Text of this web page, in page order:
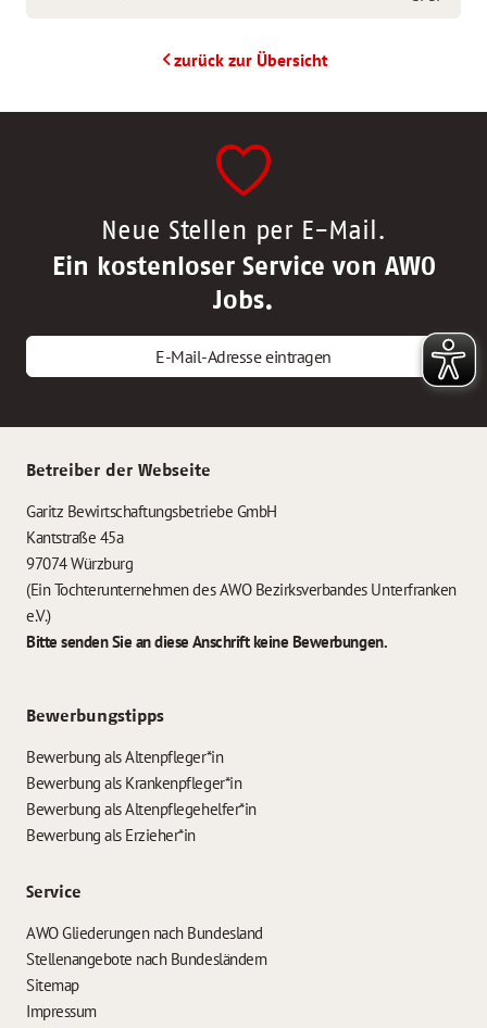
zurück zur Übersicht
Neue Stellen per E-Mail.
Ein kostenloser Service von AWO
Jobs.
E-Mail-Adresse eintragen
Betreiber der Webseite
Garitz Bewirtschaftungsbetriebe GmbH
Kantstraße 45a
97074 Würzburg
(Ein Tochterunternehmen des AWO Bezirksverbandes Unterfranken
e.V.)
Bitte senden Sie an diese Anschrift keine Bewerbungen.
Bewerbungstipps
Bewerbung als Altenpfleger*in
Bewerbung als Krankenpfleger*in
Bewerbung als Altenpflegehelfer*in
Bewerbung als Erzieher*in
Service
AWO Gliederungen nach Bundesland
Stellenangebote nach Bundesländern
Sitemap
Impressum